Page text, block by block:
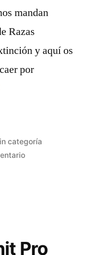
mandan
Razas
y aquí os
por
categoría
en
Cara
Pro